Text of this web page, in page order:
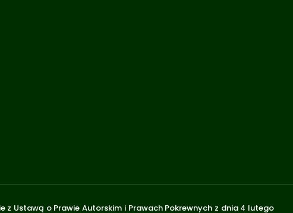
z Ustawą o Prawie Autorskim i Prawach Pokrewnych z dnia 4 lutego